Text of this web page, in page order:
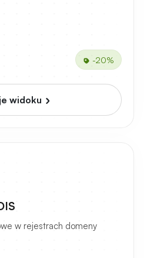
-20%
widoku
w rejestrach domeny